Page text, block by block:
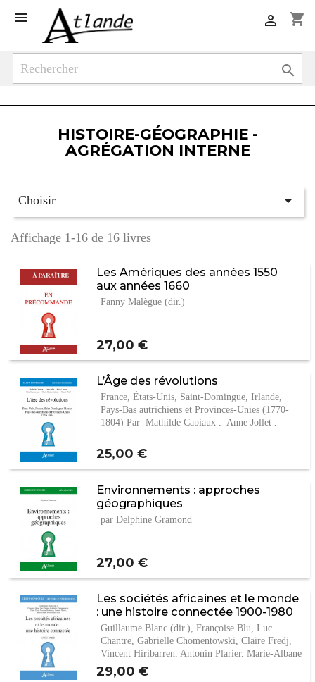
 shopping_cart


HISTOIRE-GÉOGRAPHIE -
AGRÉGATION INTERNE
Choisir 
Affichage 1-16 de 16 livres
Les Amériques des années 1550
aux années 1660
Fanny Malègue (dir.)
Prix
27,00 €
L’Âge des révolutions
France, États-Unis, Saint-Domingue, Irlande,
Pays-Bas autrichiens et Provinces-Unies (1770-
1804) Par Mathilde Capiaux , Anne Jollet ,
Prix
25,00 €
Environnements : approches
géographiques
par Delphine Gramond
Prix
27,00 €
Les sociétés africaines et le monde
: une histoire connectée 1900-1980
Guillaume Blanc (dir.), Françoise Blu, Luc
Chantre, Gabrielle Chomentowski, Claire Fredj,
Vincent Hiribarren, Antonin Plarier, Marie-Albane
de…
Prix
29,00 €